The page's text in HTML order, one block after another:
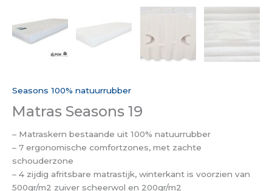
Seasons 100% natuurrubber
Matras Seasons 19
– Matraskern bestaande uit 100% natuurrubber
– 7 ergonomische comfortzones, met zachte
schouderzone
– 4 zijdig afritsbare matrastijk, winterkant is voorzien van
500gr/m2 zuiver scheerwol en 200gr/m2